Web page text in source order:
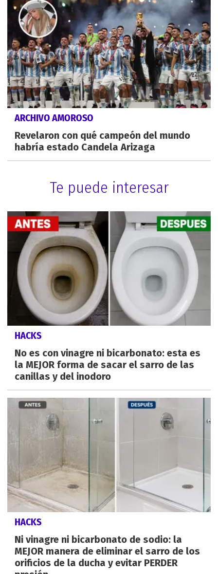
ARCHIVO AMOROSO
Revelaron con qué campeón del mundo
habría estado Candela Arizaga
Te puede interesar
HACKS
No es con vinagre ni bicarbonato: esta es
la MEJOR forma de sacar el sarro de las
canillas y del inodoro
HACKS
Ni vinagre ni bicarbonato de sodio: la
MEJOR manera de eliminar el sarro de los
orificios de la ducha y evitar PERDER